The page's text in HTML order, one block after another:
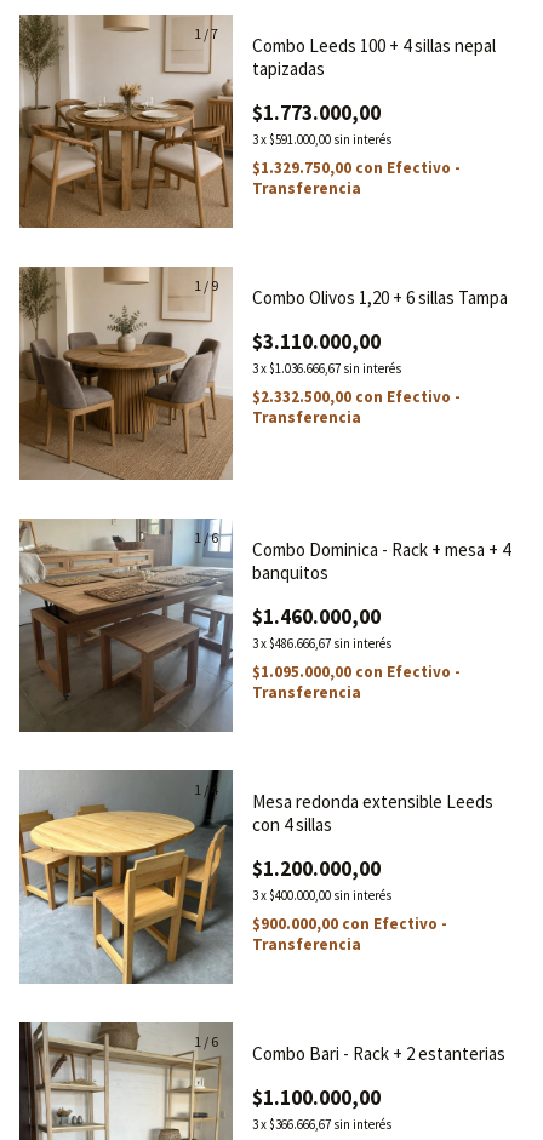
1 /7
Combo Leeds 100 + 4 sillas nepal
tapizadas
$1.773.000,00
3x $591.000,00 sin interés
$1.329.750,00 con Efectivo -
Transferencia
1 /9
Combo Olivos 1,20 + 6 sillas Tampa
$3.110.000,00
3x $1.036.666,67 sin interés
$2.332.500,00 con Efectivo -
Transferencia
1 /6
Combo Dominica - Rack + mesa + 4
banquitos
$1.460.000,00
3x $486.666,67 sin interés
$1.095.000,00 con Efectivo -
Transferencia
1 / 4
Mesa redonda extensible Leeds
con 4 sillas
$1.200.000,00
3x $400.000,00 sin interés
$900.000,00 con Efectivo -
Transferencia
1 / 6
Combo Bari - Rack + 2 estanterias
$1.100.000,00
3x $366.666,67 sin interés